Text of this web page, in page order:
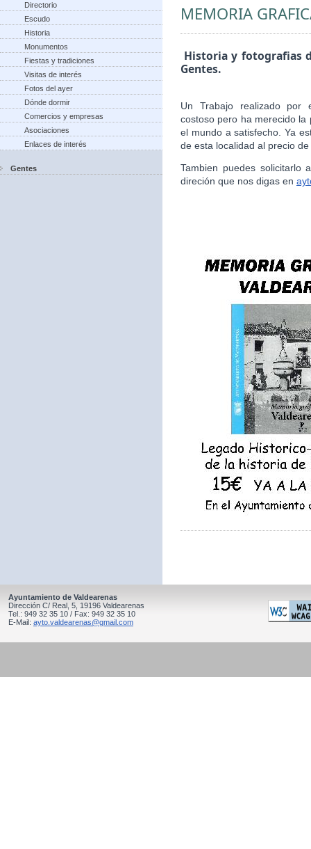
Directorio
Escudo
Historia
Monumentos
Fiestas y tradiciones
Visitas de interés
Fotos del ayer
Dónde dormir
Comercios y empresas
Asociaciones
Enlaces de interés
Gentes
MEMORIA
Historia y fotografias
Gentes.
Un Trabajo realizado por
costoso pero ha merecido
el mundo a satisfecho. Ya
de esta localidad al precio
Tambien puedes
direción que nos digas en
Ayuntamiento de Valdearenas
Dirección C/ Real, 5, 19196 Valdearenas
Tel.: 949 32 35 10 / Fax: 949 32 35 10
E-Mail: ayto.valdearenas@gmail.com